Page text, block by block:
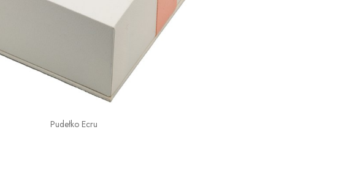
Pudełko Ecru